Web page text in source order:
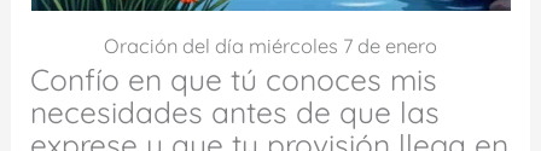
Oración del día miércoles 7 de enero
Confío en que tú conoces mis
necesidades antes de que las